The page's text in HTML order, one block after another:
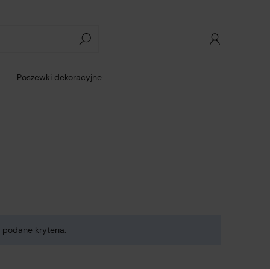
Poszewki dekoracyjne
podane kryteria.